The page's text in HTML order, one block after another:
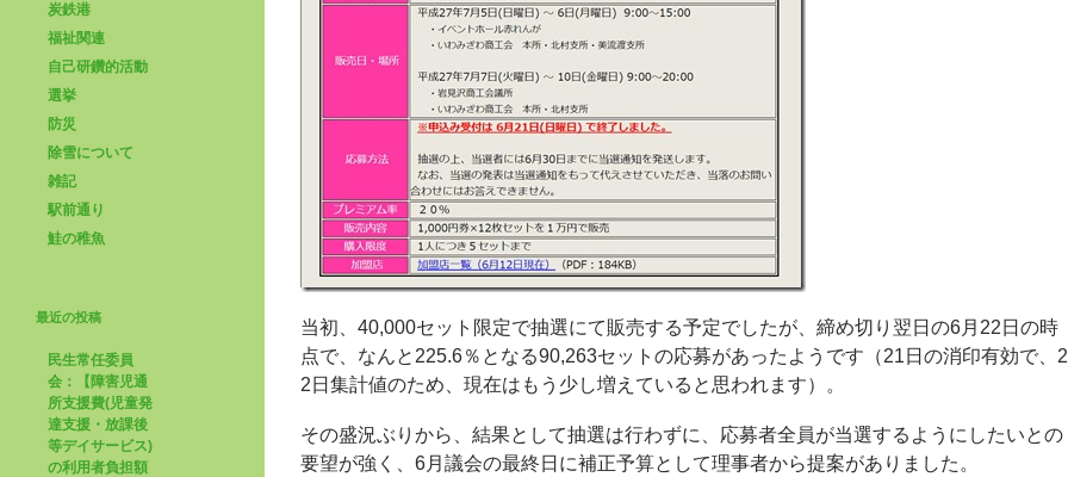
当初、40,000セット限定で抽選にて販売する予定でしたが、締め切り翌日の6月22日の時
点で、なんと225.6％となる90,263セットの応募があったようです（21日の消印有効で、2
2日集計値のため、現在はもう少し増えていると思われます）。
その盛況ぶりから、結果として抽選は行わずに、応募者全員が当選するようにしたいとの
要望が強く、6月議会の最終日に補正予算として理事者から提案がありました。
炭鉄港
福祉関連
自己研鑽的活動
選挙
防災
除雪について
雑記
駅前通り
鮭の稚魚
最近の投稿
民生常任委員
会：【障害児通
所支援費(児童発
達支援・放課後
等デイサービス)
の利用者負担額